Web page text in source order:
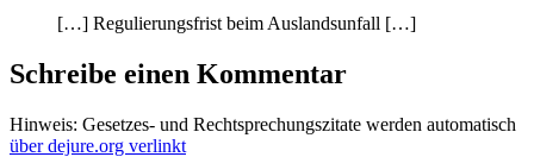
[…] Regulierungsfrist beim Auslandsunfall […]
Schreibe einen Kommentar
Hinweis: Gesetzes- und Rechtsprechungszitate werden automatisch
über dejure.org verlinkt